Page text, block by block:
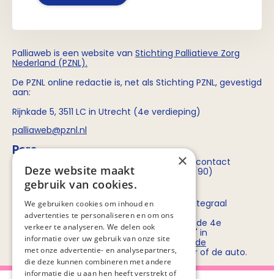
Palliaweb is een website van Stichting Palliatieve Zorg
Nederland (PZNL).
De PZNL online redactie is, net als Stichting PZNL, gevestigd
aan:
Rijnkade 5, 3511 LC in Utrecht (4e verdieping)
palliaweb@pznl.nl
Pers
Voor persvragen over Stichting PZNL kun je contact
opnemen metRob Bruntink(06 - 55 52 72 90)
Routebeschrijving
Stichting PZNL deelt het kantoor met het Integraal
Kankercentrum Nederland (IKNL). Ons
kantoor/vergadercentrum bevindt zich op de 4e
verdieping van kantoorgebouw 'De Utrecht' in
winkelcentrum Hoog Catharijne. Bekijk
hier de
routebeschrijvingenvoor openbaar vervoer of de auto.
×
Deze website maakt
gebruik van cookies.
We gebruiken cookies om inhoud en
advertenties te personaliseren en om ons
verkeer te analyseren. We delen ook
informatie over uw gebruik van onze site
met onze advertentie- en analysepartners,
die deze kunnen combineren met andere
informatie die u aan hen heeft verstrekt of